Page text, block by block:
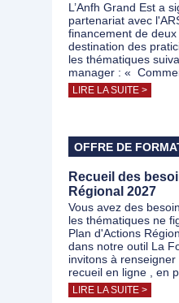
L’Anfh Grand Est a
partenariat avec
financement de
destination des
les thématiques
manager : «
LIRE LA SUITE >
OFFRE DE
Recueil des
Régional 2027
Vous avez des
les thématiques ne
Plan d'Actions
dans notre outil La
invitons à
recueil en ligne , en
LIRE LA SUITE >